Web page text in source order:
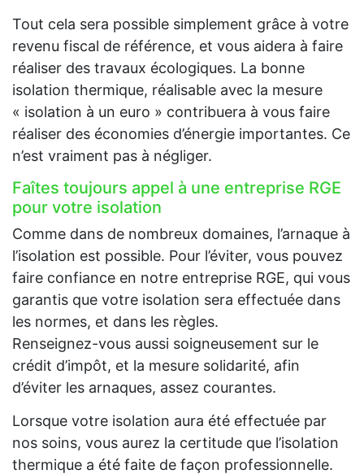
Tout cela sera possible simplement grâce à votre
revenu fiscal de référence, et vous aidera à faire
réaliser des travaux écologiques. La bonne
isolation thermique, réalisable avec la mesure
« isolation à un euro » contribuera à vous faire
réaliser des économies d’énergie importantes. Ce
n’est vraiment pas à négliger.
Faîtes toujours appel à une entreprise RGE
pour votre isolation
Comme dans de nombreux domaines, l’arnaque à
l’isolation est possible. Pour l’éviter, vous pouvez
faire confiance en notre entreprise RGE, qui vous
garantis que votre isolation sera effectuée dans
les normes, et dans les règles.
Renseignez-vous aussi soigneusement sur le
crédit d’impôt, et la mesure solidarité, afin
d’éviter les arnaques, assez courantes.
Lorsque votre isolation aura été effectuée par
nos soins, vous aurez la certitude que l’isolation
thermique a été faite de façon professionnelle.